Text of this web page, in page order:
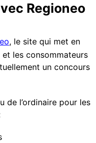
Regioneo
, le site qui met en
les consommateurs
un concours
de l’ordinaire pour les